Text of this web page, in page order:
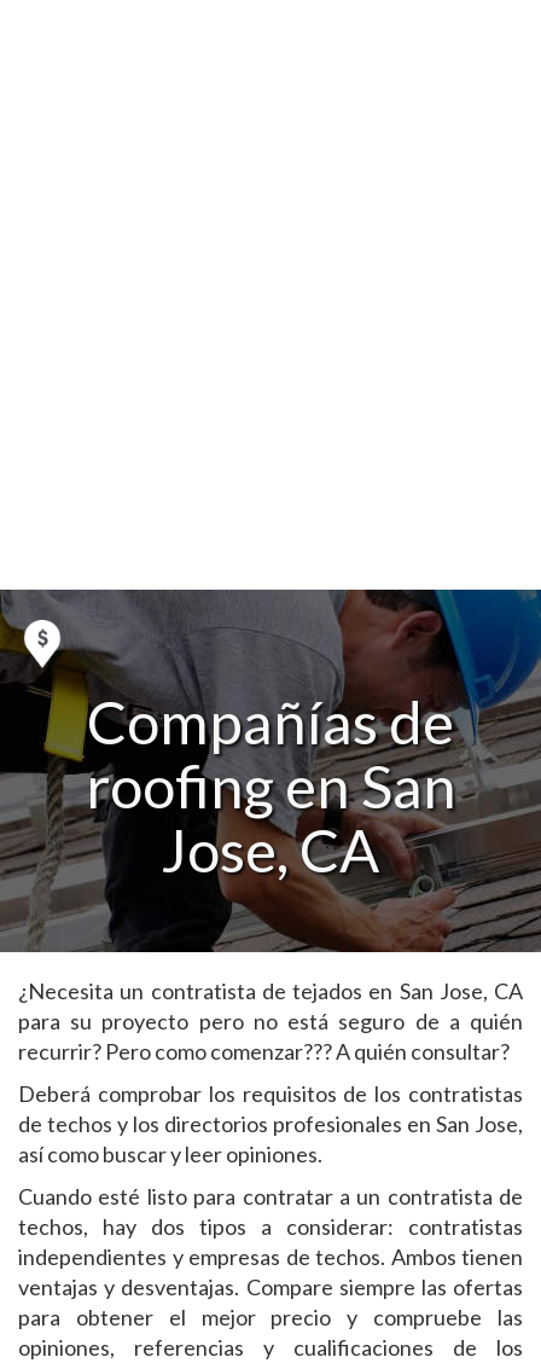
Compañías de
roofing en San
Jose, CA
¿Necesita un contratista de tejados en San Jose, CA
para su proyecto pero no está seguro de a quién
recurrir? Pero como comenzar??? A quién consultar?
Deberá comprobar los requisitos de los contratistas
de techos y los directorios profesionales en San Jose,
así como buscar y leer opiniones.
Cuando esté listo para contratar a un contratista de
techos, hay dos tipos a considerar: contratistas
independientes y empresas de techos. Ambos tienen
ventajas y desventajas. Compare siempre las ofertas
para obtener el mejor precio y compruebe las
opiniones, referencias y cualificaciones de los